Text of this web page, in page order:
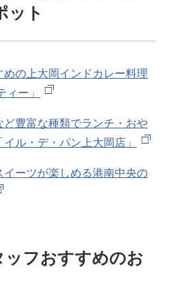
ット
の上大岡インドカレー料理
ィー」
豊富な種類でランチ・おや
ル・デ・パン上大岡店」
ーツが楽しめる港南中央の
ッフおすすめのお